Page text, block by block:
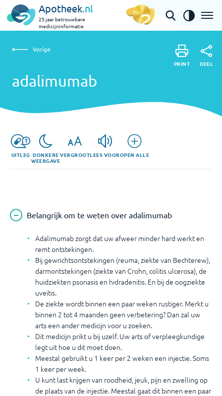
Apotheek.nl
25 jaar betrouwbare
medicijninformatie
adalimumab
Vorige
adalimumab
PRINT DEEL
UITLEG DONKERE
WEERGAVE
VERGROOTLEES VOOROPEN ALLE
Belangrijk om te weten over adalimumab
Adalimumab zorgt dat uw afweer minder hard werkt en
remt ontstekingen.
Bij gewrichtsontstekingen (reuma, ziekte van Bechterew),
darmontstekingen (ziekte van Crohn, colitis ulcerosa), de
huidziekten psoriasis en hidradenitis. En bij de oogziekte
uveïtis.
De ziekte wordt binnen een paar weken rustiger. Merkt u
binnen 2 tot 4 maanden geen verbetering? Dan zal uw
arts een ander medicijn voor u zoeken.
Dit medicijn prikt u bij uzelf. Uw arts of verpleegkundige
legt uit hoe u dit moet doen.
Meestal gebruikt u 1 keer per 2 weken een injectie. Soms
1 keer per week.
U kunt last krijgen van roodheid, jeuk, pijn en zwelling op
de plaats van de injectie. Meestal gaat dit binnen een paar